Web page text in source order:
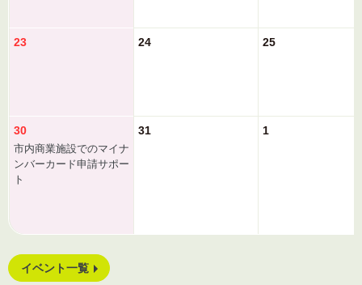
23 24 25
30
市内商業施設でのマイナ
ンバーカード申請サポー
ト
31 1
イベント一覧